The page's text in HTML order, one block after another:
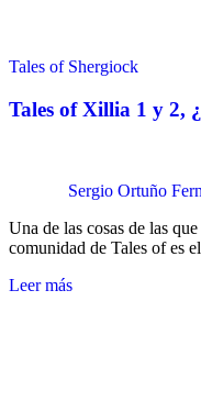
Tales of Shergiock
Tales of Xillia 1 y 2,
Sergio Ortuño
Una de las cosas de las
comunidad de Tales of es
Leer más